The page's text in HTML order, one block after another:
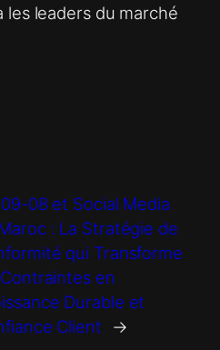
leaders du marché
08 et Social Media
: La Stratégie de
qui Transforme
en
Durable et
Client
→